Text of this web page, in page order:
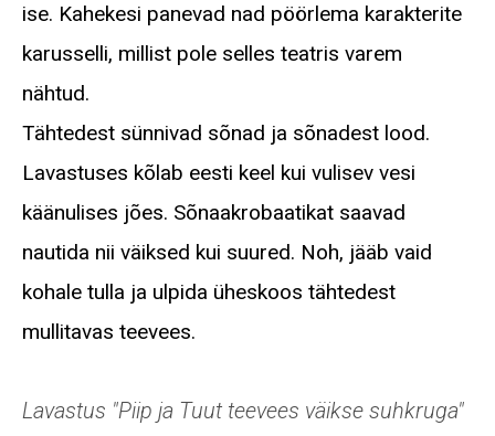
ise. Kahekesi panevad nad pöörlema karakterite
karusselli, millist pole selles teatris varem
nähtud.
Tähtedest sünnivad sõnad ja sõnadest lood.
Lavastuses kõlab eesti keel kui vulisev vesi
käänulises jões. Sõnaakrobaatikat saavad
nautida nii väiksed kui suured. Noh, jääb vaid
kohale tulla ja ulpida üheskoos tähtedest
mullitavas teevees.
Lavastus "Piip ja Tuut teevees väikse suhkruga"